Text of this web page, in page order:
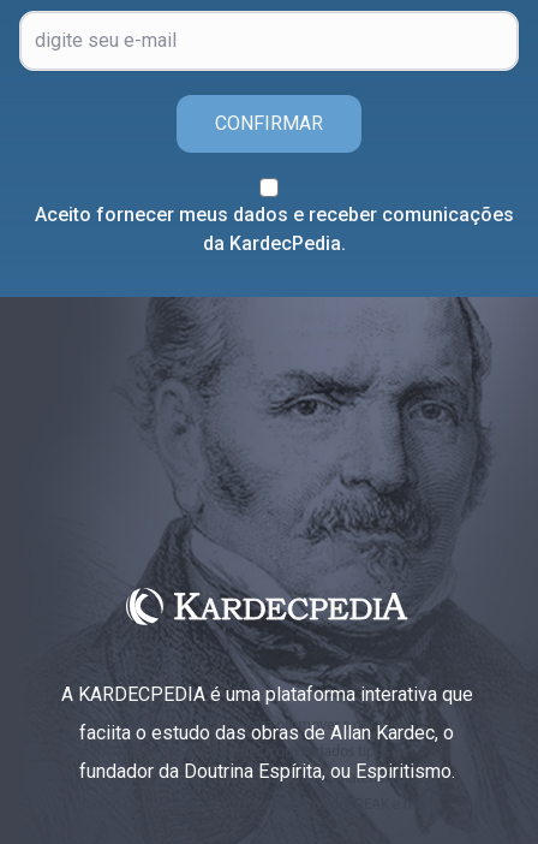
CONFIRMAR
Aceito fornecer meus dados e receber comunicações
da KardecPedia.
A KARDECPEDIA é uma plataforma interativa que
faciita o estudo das obras de Allan Kardec, o
fundador da Doutrina Espírita, ou Espiritismo.